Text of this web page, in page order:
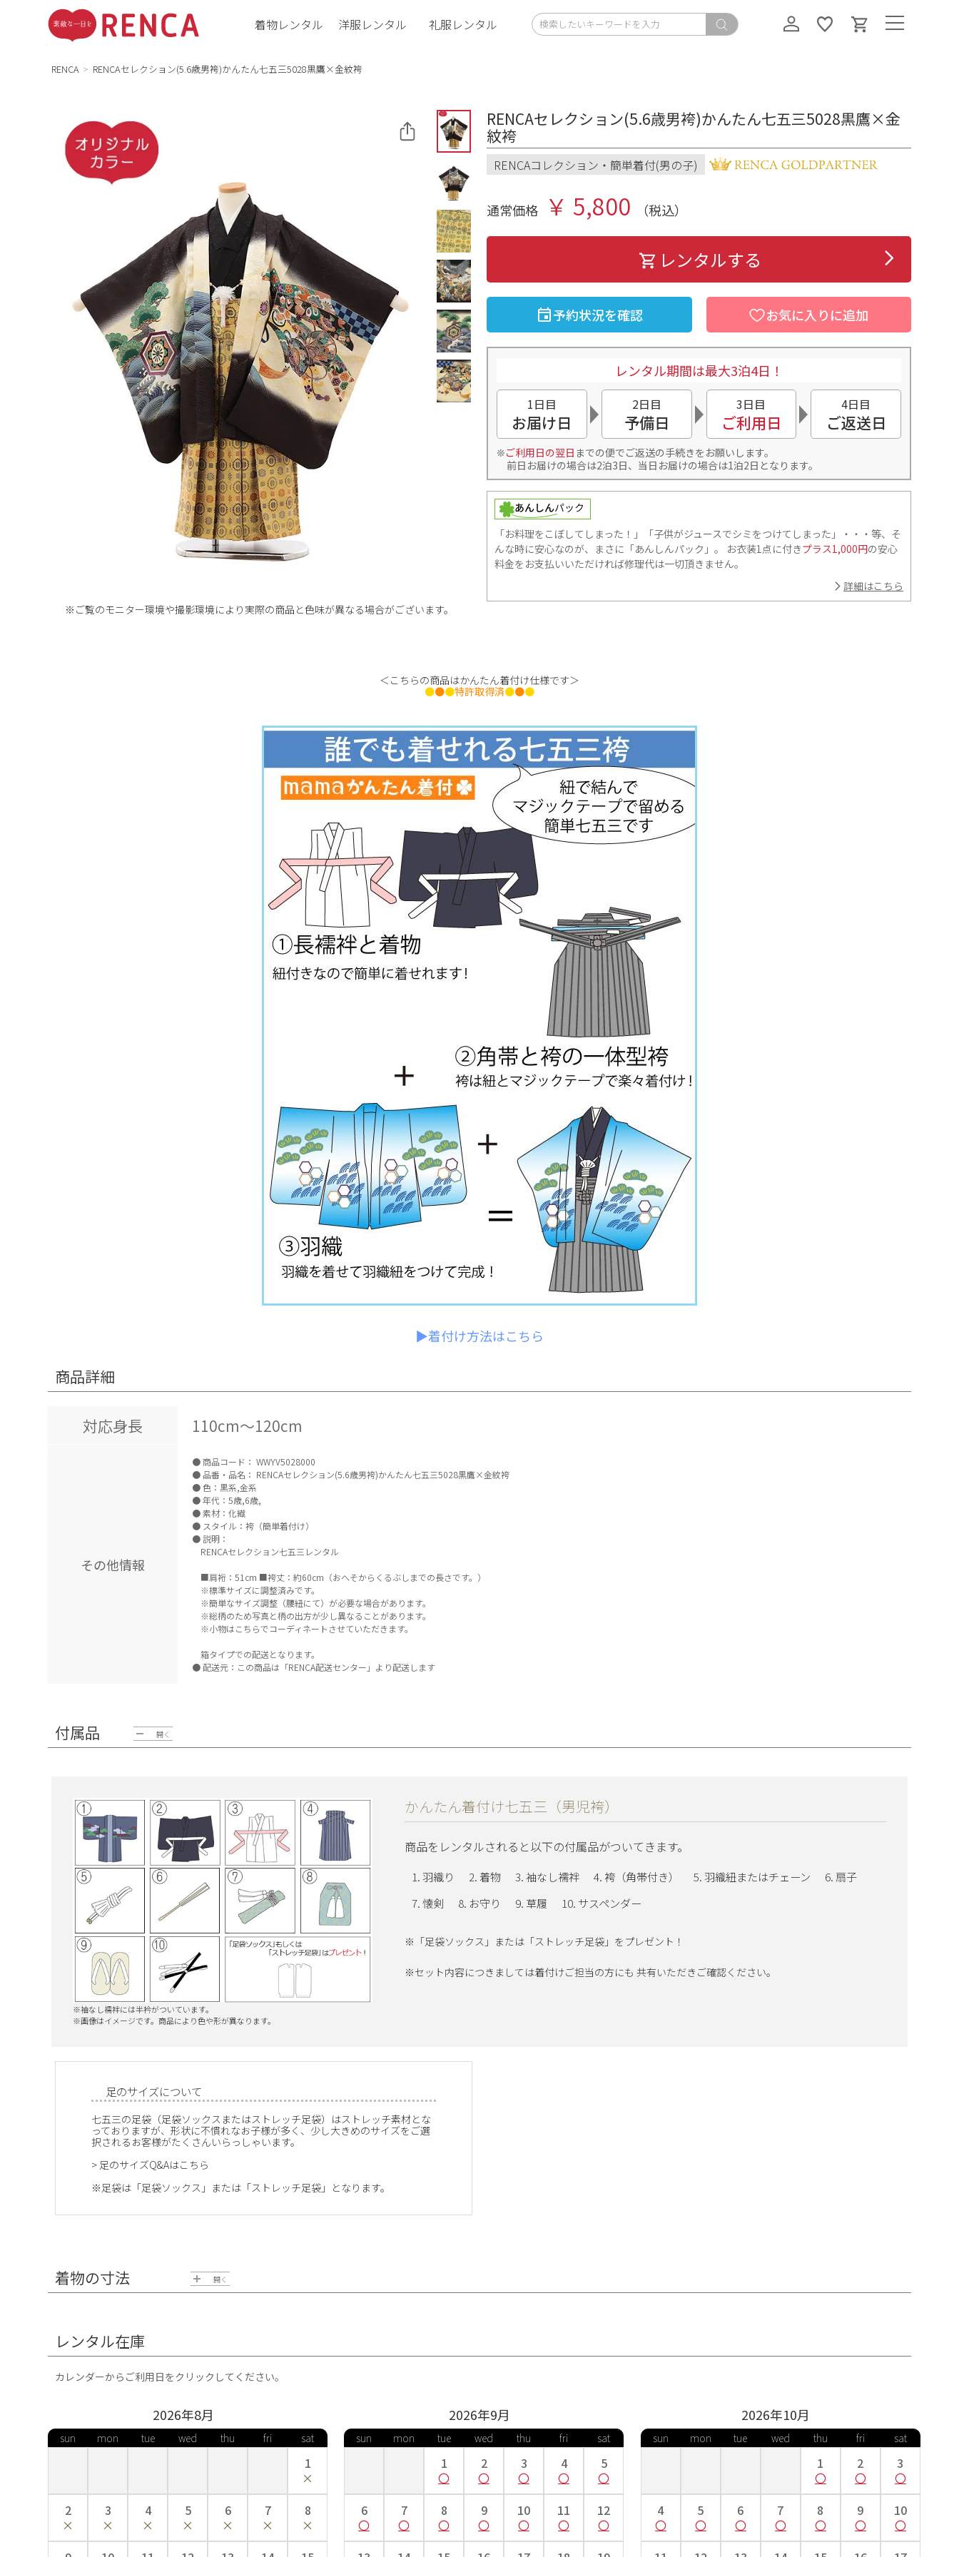
着物レンタル 洋服レンタル 礼服レンタル
RENCA RENCAセレクション(5.6歳男袴)かんたん七五三5028黒鷹×金紋袴
※ご覧のモニター環境や撮影環境により実際の商品と色味が異なる場合がございます。
RENCAセレクション(5.6歳男袴)かんたん七五三5028黒鷹×金
紋袴
RENCAコレクション・簡単着付(男の子)
通常価格 ￥ 5,800 （税込）
レンタルする
予約状況を確認 お気に入りに追加
レンタル期間は最大3泊4日！
1日目
お届け日
2日目
予備日
3日目
ご利用日
4日目
ご返送日
ご利用日の翌日 までの便でご返送の手続きをお願いします。
前日お届けの場合は2泊3日、当日お届けの場合は1泊2日となります。
「お料理をこぼしてしまった！」「子供がジュースでシミをつけてしまった」・・・等、そ
んな時に安心なのが、まさに「あんしんパック」。 お衣装1点に付きプラス1,000円の安心
料金をお支払いいただければ修理代は一切頂きません。
詳細はこちら
＜こちらの商品はかんたん着付け仕様です＞
●●●特許取得済●●●
▶着付け方法はこちら
商品詳細
対応身長 110cm～120cm
その他情報
商品コード： WWYV5028000
品番・品名： RENCAセレクション(5.6歳男袴)かんたん七五三5028黒鷹×金紋袴
色：黒系,金系
年代：5歳,6歳,
素材：化繊
スタイル：袴（簡単着付け）
説明：
RENCAセレクション七五三レンタル
■肩裄：51cm ■袴丈：約60cm（おへそからくるぶしまでの長さです。）
※標準サイズに調整済みです。
※簡単なサイズ調整（腰紐にて）が必要な場合があります。
※総柄のため写真と柄の出方が少し異なることがあります。
※小物はこちらでコーディネートさせていただきます。
箱タイプでの配送となります。
配送元：この商品は「RENCA配送センター」より配送します
付属品 開く
かんたん着付け七五三（男児袴）
※袖なし襦袢には半衿がついています。
※画像はイメージです。商品により色や形が異なります。
商品をレンタルされると以下の付属品がついてきます。
羽織り 着物 袖なし襦袢 袴（角帯付き） 羽織紐またはチェーン
扇子
懐剣
お守り 草履 サスペンダー
※「足袋ソックス」または「ストレッチ足袋」をプレゼント！
※セット内容につきましては着付けご担当の方にも 共有いただきご確認ください。
足のサイズについて
七五三の足袋（足袋ソックスまたはストレッチ足袋）はストレッチ素材とな
っておりますが、形状に不慣れなお子様が多く、少し大きめのサイズをご選
択されるお客様がたくさんいらっしゃいます。
> 足のサイズQ&Aはこちら
※足袋は「足袋ソックス」または「ストレッチ足袋」となります。
着物の寸法 開く
レンタル在庫
カレンダーからご利用日をクリックしてください。
2026年8月
sun mon tue wed thu fri sat
1
2 3 4 5 6 7 8
2026年9月
sun mon tue wed thu fri sat
1 2 3 4 5
6 7 8 9 10 11 12
2026年10月
sun mon tue wed thu fri sat
1 2 3
4 5 6 7 8 9 10